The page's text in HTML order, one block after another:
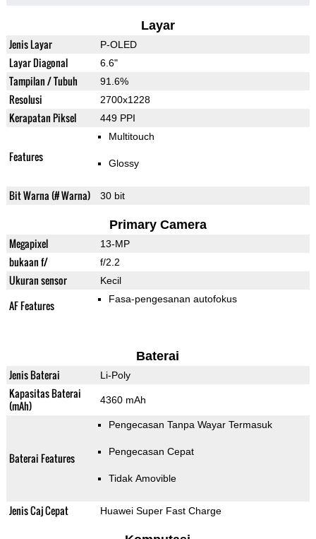
Layar
Jenis Layar P-OLED
Layar Diagonal 6.6"
Tampilan / Tubuh 91.6%
Resolusi 2700x1228
Kerapatan Piksel 449 PPI
Features
Multitouch
Glossy
Bit Warna (# Warna) 30 bit
Primary Camera
Megapixel 13-MP
bukaan f/ f/2.2
Ukuran sensor Kecil
AF Features Fasa-pengesanan autofokus
Baterai
Jenis Baterai Li-Poly
Kapasitas Baterai
(mAh)
4360 mAh
Baterai Features
Pengecasan Tanpa Wayar Termasuk
Pengecasan Cepat
Tidak Amovible
Jenis Caj Cepat Huawei Super Fast Charge